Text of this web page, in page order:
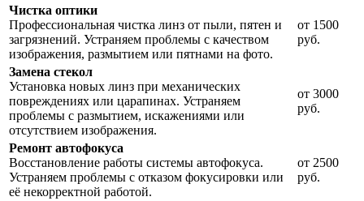
Чистка оптики
Профессиональная чистка линз от пыли, пятен и
загрязнений. Устраняем проблемы с качеством
изображения, размытием или пятнами на фото.
от 1500
руб.
Замена стекол
Установка новых линз при механических
повреждениях или царапинах. Устраняем
проблемы с размытием, искажениями или
отсутствием изображения.
от 3000
руб.
Ремонт автофокуса
Восстановление работы системы автофокуса.
Устраняем проблемы с отказом фокусировки или
её некорректной работой.
от 2500
руб.